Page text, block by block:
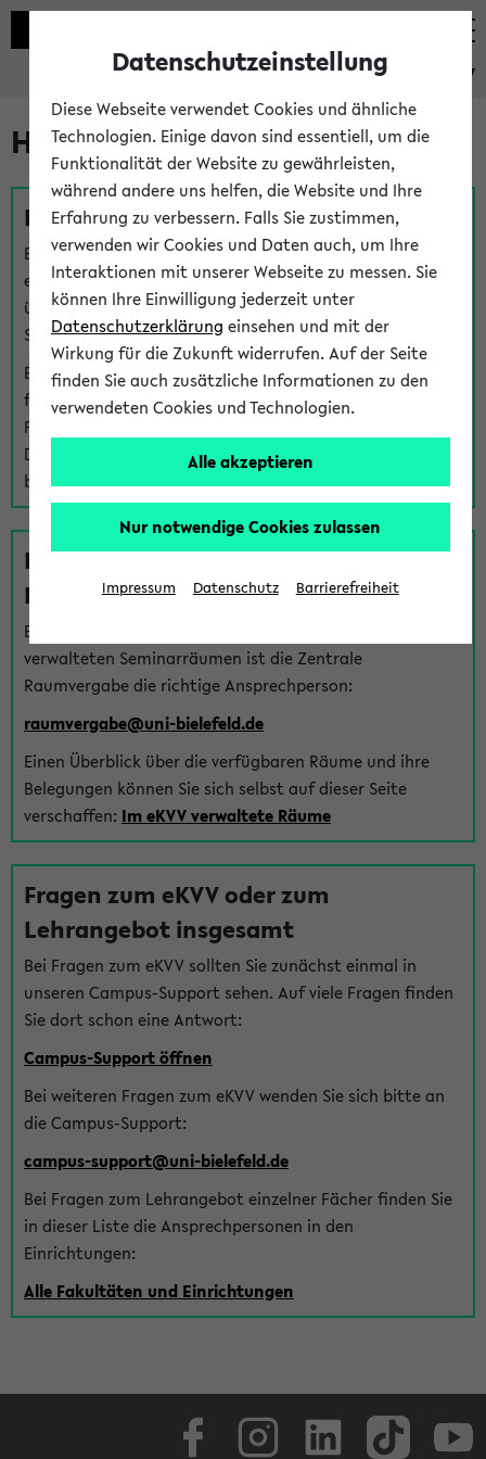
eKVV
Hilfe & Kontakt
Fragen zu einzelnen Veranstaltungen
Bei inhaltlichen und organisatorischen Fragen zu
einzelnen Veranstaltungen finden Sie Ansprechpersonen
über denFragen-Link bei jeder Veranstaltung. Der BIS
Support kann hier meist keine direkte Hilfe leisten.
Bei Veranstaltungen mit eKVV Teilnahmemanagement
finden Sie eine Auskunft über die Personen, die Ihre
Platzzuteilung im eKVV eingetragen haben, auf der
Detailseite zum Teilnahmemanagement der
betreffenden Veranstaltung.
Fragen zu im eKVV verwalteten
Räumen
Bei Fragen zur Vergabe von Hörsälen und vom eKVV
verwalteten Seminarräumen ist die Zentrale
Raumvergabe die richtige Ansprechperson:
raumvergabe@uni-bielefeld.de
Einen Überblick über die verfügbaren Räume und ihre
Belegungen können Sie sich selbst auf dieser Seite
verschaffen: Im eKVV verwaltete Räume
Fragen zum eKVV oder zum
Lehrangebot insgesamt
Bei Fragen zum eKVV sollten Sie zunächst einmal in
unseren Campus-Support sehen. Auf viele Fragen finden
Sie dort schon eine Antwort:
Campus-Support öffnen
Bei weiteren Fragen zum eKVV wenden Sie sich bitte an
die Campus-Support:
campus-support@uni-bielefeld.de
Bei Fragen zum Lehrangebot einzelner Fächer finden Sie
in dieser Liste die Ansprechpersonen in den
Einrichtungen:
Alle Fakultäten und Einrichtungen
Datenschutzeinstellung
Diese Webseite verwendet Cookies und ähnliche
Technologien. Einige davon sind essentiell, um die
Funktionalität der Website zu gewährleisten,
während andere uns helfen, die Website und Ihre
Erfahrung zu verbessern. Falls Sie zustimmen,
verwenden wir Cookies und Daten auch, um Ihre
Interaktionen mit unserer Webseite zu messen. Sie
können Ihre Einwilligung jederzeit unter
Datenschutzerklärung einsehen und mit der
Wirkung für die Zukunft widerrufen. Auf der Seite
finden Sie auch zusätzliche Informationen zu den
verwendeten Cookies und Technologien.
Alle akzeptieren
Nur notwendige Cookies zulassen
Impressum Datenschutz Barrierefreiheit